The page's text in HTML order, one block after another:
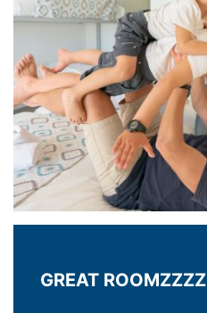
GREAT ROOMZZZZ